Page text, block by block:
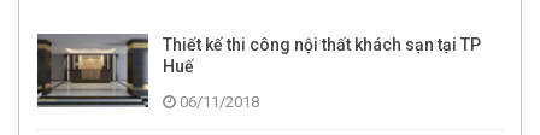
Thiết kế thi công nội thất khách sạn tại TP
Huế
06/11/2018